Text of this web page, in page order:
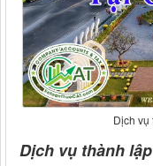
Dịch vụ
Dịch vụ thành